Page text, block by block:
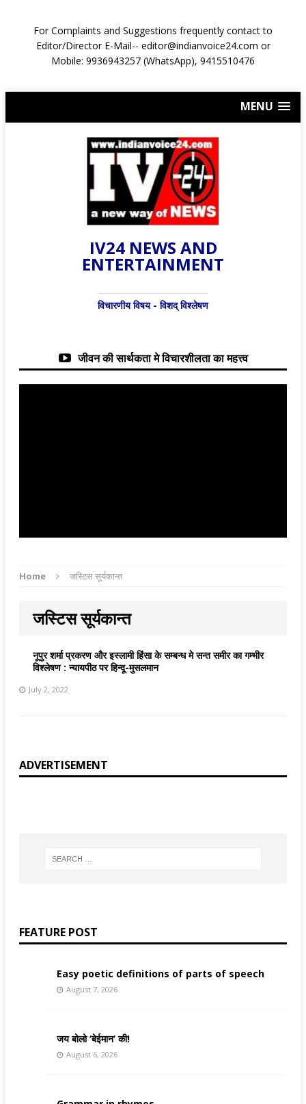
For Complaints and Suggestions frequently contact to
Editor/Director E-Mail-- editor@indianvoice24.com or
Mobile: 9936943257 (WhatsApp), 9415510476
MENU
IV24 NEWS AND
ENTERTAINMENT
विचारणीय विषय - विशद् विश्लेषण
जीवन की सार्थकता मे विचारशीलता का महत्त्व
Home जस्टिस सूर्यकान्त
जस्टिस सूर्यकान्त
नूपुर शर्मा प्रकरण और इस्लामी हिंसा के सम्बन्ध मे सन्त समीर का गम्भीर
विश्लेषण : न्यायपीठ पर हिन्दू-मुसलमान
July 2, 2022
ADVERTISEMENT
FEATURE POST
Easy poetic definitions of parts of speech
August 7, 2026
जय बोलो ‘बेईमान’ की!
August 6, 2026